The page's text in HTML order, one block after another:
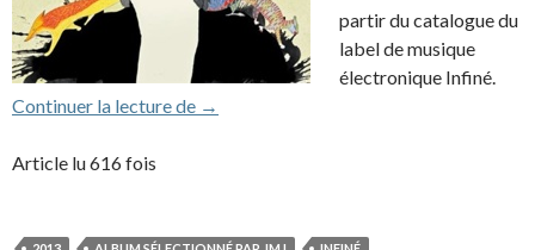
partir du catalogue du
label de musique
électronique Infiné.
Continuer la lecture de Infiné by JMJ, une compilation
→
Article lu 616 fois